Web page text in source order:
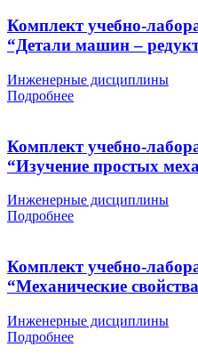
Комплект учебно-
“Детали машин –
Инженерные дисциплины
Подробнее
Комплект учебно-
“Изучение простых
Инженерные дисциплины
Подробнее
Комплект учебно-
“Механические
Инженерные дисциплины
Подробнее